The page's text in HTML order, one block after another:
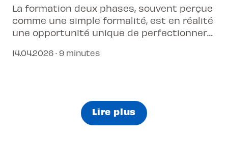
La formation deux phases, souvent perçue
comme une simple formalité, est en réalité
une opportunité unique de perfectionner
14.04.2026 · 9 minutes
Lire plus